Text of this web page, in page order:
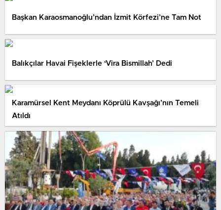
Başkan Karaosmanoğlu’ndan İzmit Körfezi’ne Tam Not
Balıkçılar Havai Fişeklerle ‘Vira Bismillah’ Dedi
Karamürsel Kent Meydanı Köprülü Kavşağı’nın Temeli
Atıldı